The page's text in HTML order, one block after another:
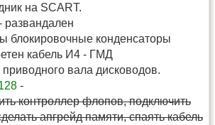
на SCART.
блокировочные конденсаторы
кабель И4 - ГМД
вала дисководов.
-
контроллер флопов, подключить
апгрейд памяти, спаять кабель